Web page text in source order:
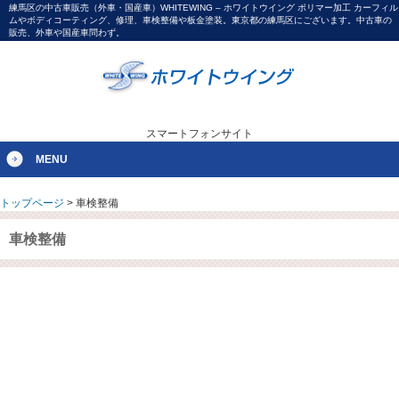
練馬区の中古車販売（外車・国産車）WHITEWING – ホワイトウイング ポリマー加工 カーフィル
ムやボディコーティング、修理、車検整備や板金塗装。東京都の練馬区にございます。中古車の
販売、外車や国産車問わず。
スマートフォンサイト
MENU
トップページ > 車検整備
車検整備